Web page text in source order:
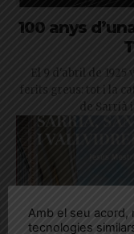
100 anys
El 9 d'abril de 1925
ferits greus: tot i la
de Sarrià
Amb el seu acord,
tecnologies